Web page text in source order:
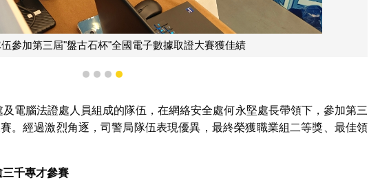
參加第三屆"盤古石杯"全國電子數據取證大賽獲佳績
1 2 3 4
電腦法證處人員組成的隊伍，在網絡安全處何永堅處長帶領下，參加第三
。經過激烈角逐，司警局隊伍表現優異，最終榮獲職業組二等獎、最佳領
千專才參賽